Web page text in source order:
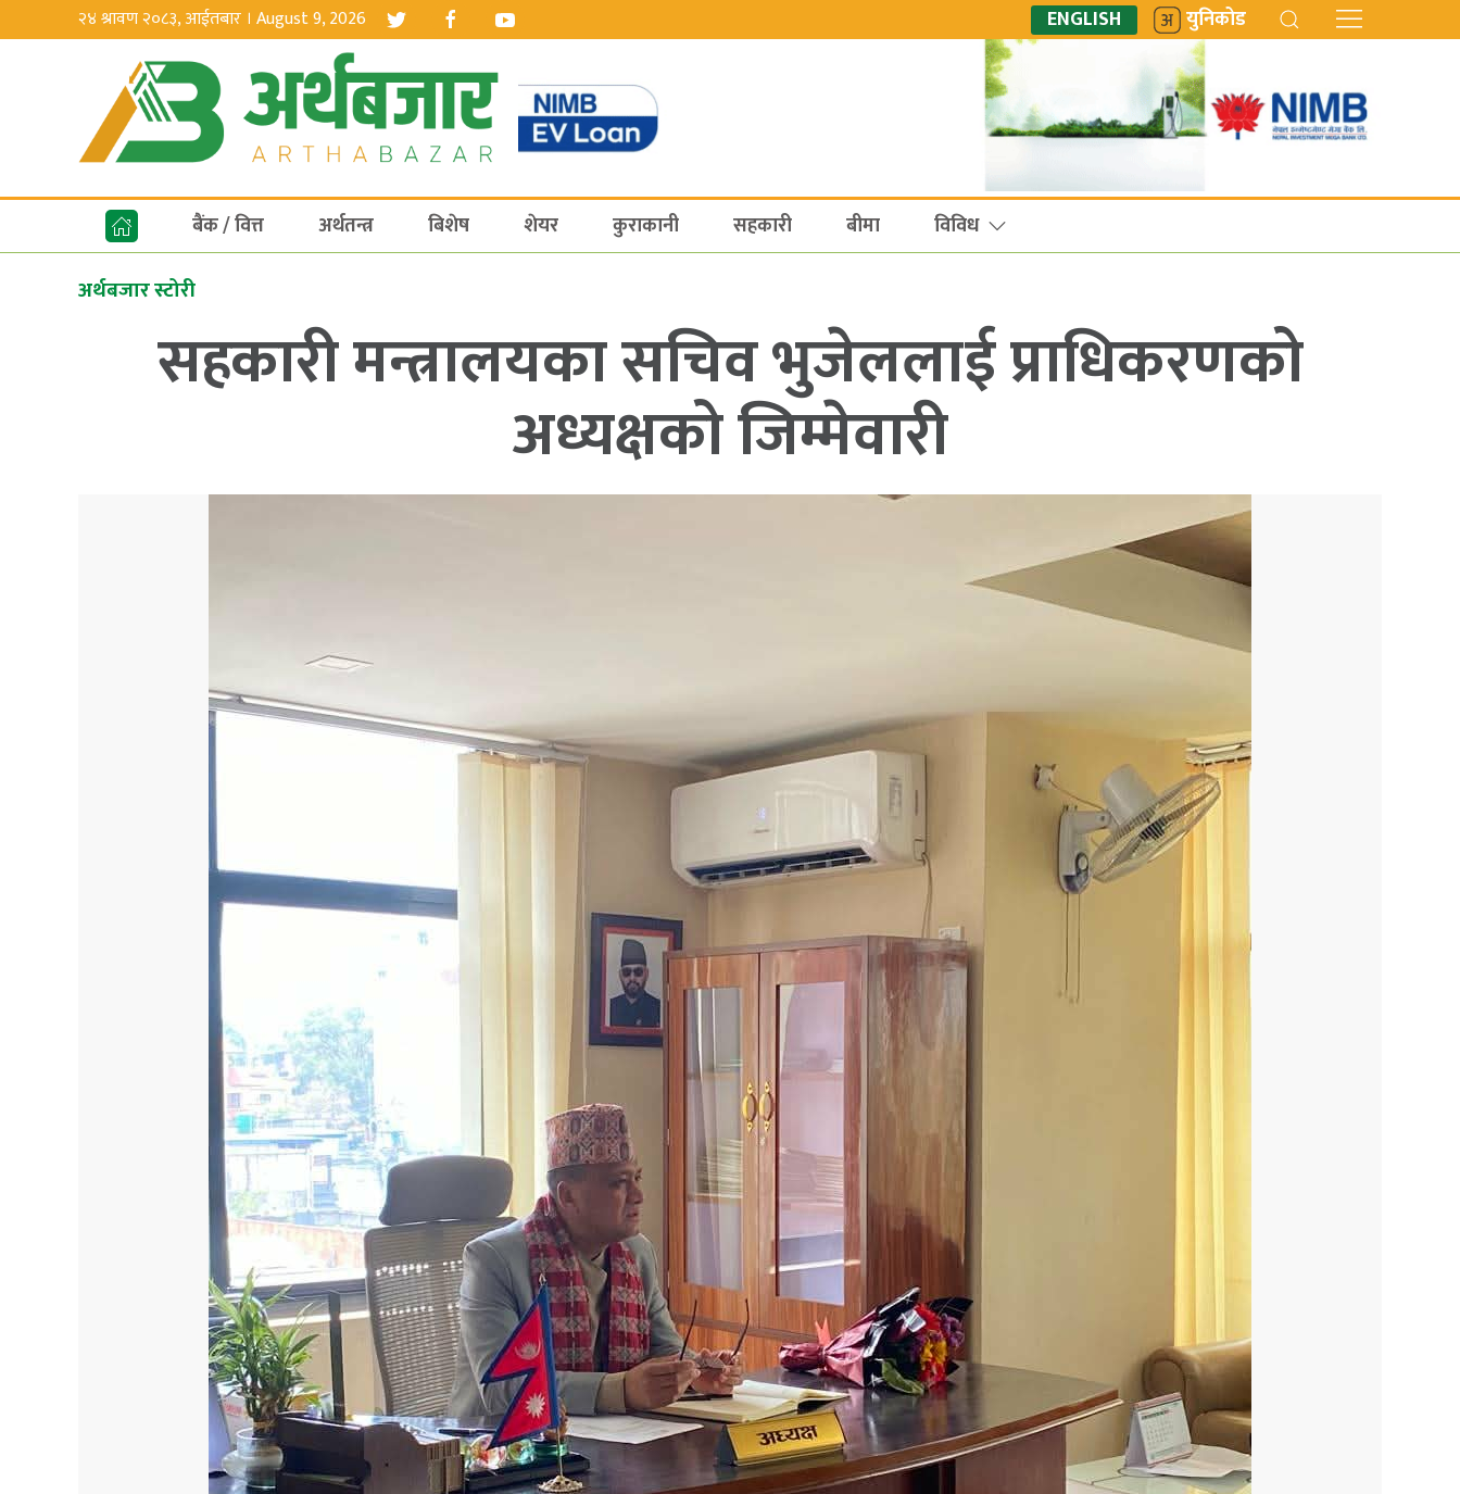
२४ श्रावण २०८३, आईतबार । August 9, 2026 ENGLISH युनिकोड
बैंक / वित्त अर्थतन्त्र बिशेष शेयर कुराकानी सहकारी बीमा विविध
अर्थबजार स्टोरी
सहकारी मन्त्रालयका सचिव भुजेललाई प्राधिकरणको
अध्यक्षको जिम्मेवारी